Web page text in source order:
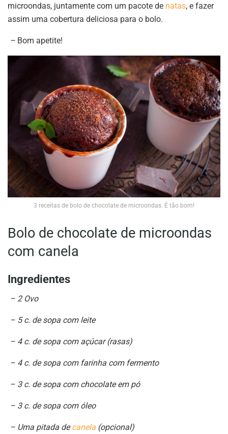
microondas, juntamente com um pacote de natas, e fazer
assim uma cobertura deliciosa para o bolo.
– Bom apetite!
3 receitas de bolo de chocolate de microondas. É tão bom!
Bolo de chocolate de microondas
com canela
Ingredientes
– 2 Ovo
– 5 c. de sopa com leite
– 4 c. de sopa com açúcar (rasas)
– 4 c. de sopa com farinha com fermento
– 3 c. de sopa com chocolate em pó
– 3 c. de sopa com óleo
– Uma pitada decanela (opcional)